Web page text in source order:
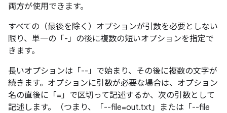
両方が使用できます。
すべての（最後を除く）オプションが引数を必要としない
限り、単一の「-」の後に複数の短いオプションを指定で
きます。
長いオプションは「--」で始まり、その後に複数の文字が
続きます。オプションに引数が必要な場合は、オプション
名の直後に「=」で区切って記述するか、次の引数として
記述します。（つまり、「--file=out.txt」または「--file